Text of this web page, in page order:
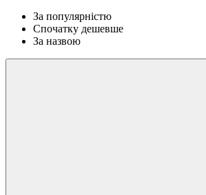
За популярністю
Спочатку дешевше
За назвою